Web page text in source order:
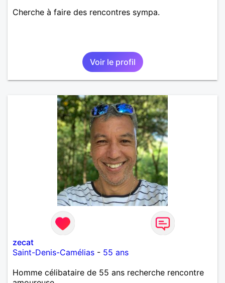
Cherche à faire des rencontres sympa.
Voir le profil
zecat
Saint-Denis-Camélias - 55 ans
Homme célibataire de 55 ans recherche rencontre